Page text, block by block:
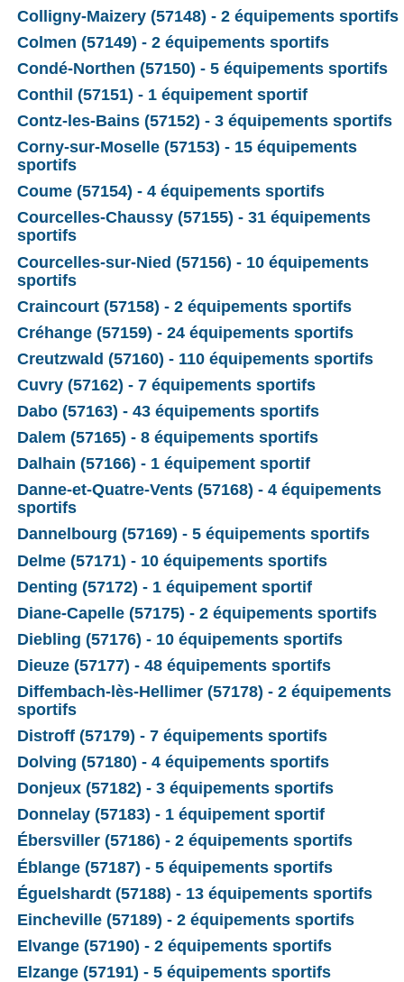
Colligny-Maizery (57148) - 2 équipements sportifs
Colmen (57149) - 2 équipements sportifs
Condé-Northen (57150) - 5 équipements sportifs
Conthil (57151) - 1 équipement sportif
Contz-les-Bains (57152) - 3 équipements sportifs
Corny-sur-Moselle (57153) - 15 équipements
sportifs
Coume (57154) - 4 équipements sportifs
Courcelles-Chaussy (57155) - 31 équipements
sportifs
Courcelles-sur-Nied (57156) - 10 équipements
sportifs
Craincourt (57158) - 2 équipements sportifs
Créhange (57159) - 24 équipements sportifs
Creutzwald (57160) - 110 équipements sportifs
Cuvry (57162) - 7 équipements sportifs
Dabo (57163) - 43 équipements sportifs
Dalem (57165) - 8 équipements sportifs
Dalhain (57166) - 1 équipement sportif
Danne-et-Quatre-Vents (57168) - 4 équipements
sportifs
Dannelbourg (57169) - 5 équipements sportifs
Delme (57171) - 10 équipements sportifs
Denting (57172) - 1 équipement sportif
Diane-Capelle (57175) - 2 équipements sportifs
Diebling (57176) - 10 équipements sportifs
Dieuze (57177) - 48 équipements sportifs
Diffembach-lès-Hellimer (57178) - 2 équipements
sportifs
Distroff (57179) - 7 équipements sportifs
Dolving (57180) - 4 équipements sportifs
Donjeux (57182) - 3 équipements sportifs
Donnelay (57183) - 1 équipement sportif
Ébersviller (57186) - 2 équipements sportifs
Éblange (57187) - 5 équipements sportifs
Éguelshardt (57188) - 13 équipements sportifs
Eincheville (57189) - 2 équipements sportifs
Elvange (57190) - 2 équipements sportifs
Elzange (57191) - 5 équipements sportifs